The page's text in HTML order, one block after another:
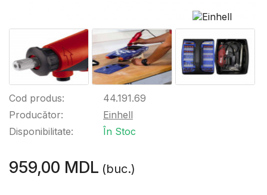
Cod produs:
Producător:
Disponibilitate:
44.191.69
Einhell
În Stoc
959,00 MDL (buc.)